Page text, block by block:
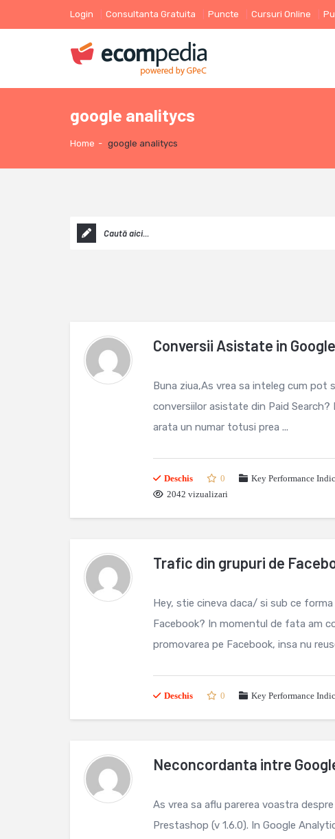
Login Consultanta Gratuita Puncte Cursuri Online
google analitycs
Home - google analitycs
Conversii Asistate in
Buna ziua,As vrea sa inteleg cum pot
conversiilor asistate din Paid
arata un numar totusi prea ...
Deschis 0 Key Performance
2042 vizualizari
Trafic din grupuri de
Hey, stie cineva daca/ si sub ce
Facebook? In momentul de fata am
promovarea pe Facebook, insa nu
Deschis 0 Key Performance
Neconcordanta intre
As vrea sa aflu parerea voastra
Prestashop (v 1.6.0). In Google